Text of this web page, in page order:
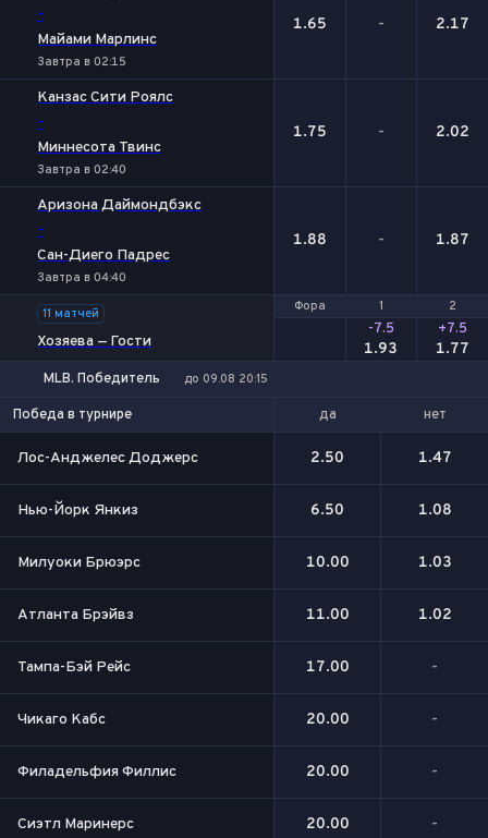
-
Майами Марлинс
Завтра в 02:15
1.65 - 2.17
Канзас Сити Роялс
-
Миннесота Твинс
Завтра в 02:40
1.75 - 2.02
Аризона Даймондбэкс
-
Сан-Диего Падрес
Завтра в 04:40
1.88 - 1.87
Фора 1 2
11 матчей
Хозяева — Гости
Фора 1 2
-7.5
1.93
+7.5
1.77
MLB. Победитель до 09.08 20:15
Победа в турнире да нет
Лос-Анджелес Доджерс 2.50 1.47
Нью-Йорк Янкиз 6.50 1.08
Милуоки Брюэрс 10.00 1.03
Атланта Брэйвз 11.00 1.02
Тампа-Бэй Рейс 17.00 -
Чикаго Кабс 20.00 -
Филадельфия Филлис 20.00 -
Сиэтл Маринерс 20.00 -